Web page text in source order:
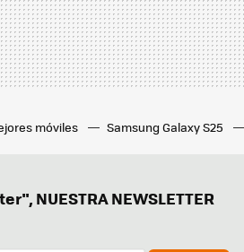
móviles Samsung Galaxy S25
NUESTRA NEWSLETTER